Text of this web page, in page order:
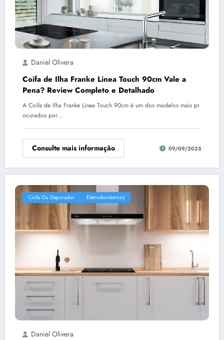
Daniel Olivera
Coifa de Ilha Franke Linea Touch 90cm Vale a
Pena? Review Completo e Detalhado
A Coifa de Ilha Franke Linea Touch 90cm é um dos modelos mais pr
ocurados por…
Consulte mais informação 09/09/2025
Coifa Ou Depurador Eletrodomésticos
Daniel Olivera